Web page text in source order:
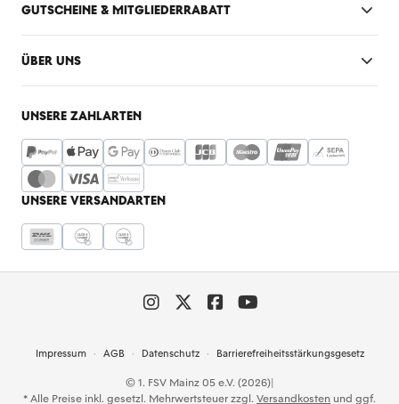
GUTSCHEINE & MITGLIEDERRABATT
ÜBER UNS
UNSERE ZAHLARTEN
UNSERE VERSANDARTEN
Impressum AGB Datenschutz Barrierefreiheitsstärkungsgesetz
© 1. FSV Mainz 05 e.V. (2026)|
* Alle Preise inkl. gesetzl. Mehrwertsteuer zzgl. Versandkosten und ggf.